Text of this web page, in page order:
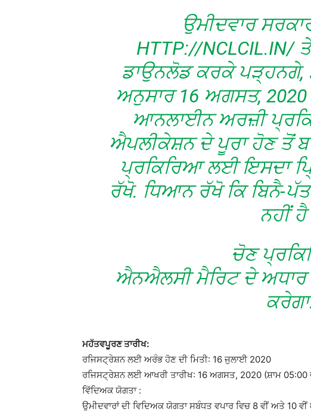
ਉਮੀਦਵਾਰ
HTTP://NCLCIL.IN/
ਡਾਉਨਲੋਡ ਕਰਕੇ ਪੜ੍ਹਨਗੇ,
ਅਨੁਸਾਰ 16 ਅਗਸਤ,
ਆਨਲਾਈਨ ਅਰਜ਼ੀ
ਐਪਲੀਕੇਸ਼ਨ ਦੇ ਪੂਰਾ ਹੋਣ ਤੋਂ
ਪ੍ਰਕਿਰਿਆ ਲਈ ਇਸਦਾ
ਰੱਖੋ. ਧਿਆਨ ਰੱਖੋ ਕਿ ਬਿਨੈ-
ਨਹੀਂ
ਚੋਣ
ਐਨਐਲਸੀ ਮੈਰਿਟ ਦੇ ਅਧਾਰ
ਮਹੱਤਵਪੂਰਣ ਤਾਰੀਖ:
ਰਜਿਸਟ੍ਰੇਸ਼ਨ ਲਈ ਅਰੰਭ ਹੋਣ ਦੀ ਮਿਤੀ: 16 ਜੁਲਾਈ 2020
ਰਜਿਸਟ੍ਰੇਸ਼ਨ ਲਈ ਆਖਰੀ ਤਾਰੀਖ: 16 ਅਗਸਤ, 2020 (ਸ਼ਾਮ 05:00
ਵਿੱਦਿਅਕ ਯੋਗਤਾ :
ਉਮੀਦਵਾਰਾਂ ਦੀ ਵਿਦਿਅਕ ਯੋਗਤਾ ਸਬੰਧਤ ਵਪਾਰ ਵਿਚ 8 ਵੀਂ ਅਤੇ 10